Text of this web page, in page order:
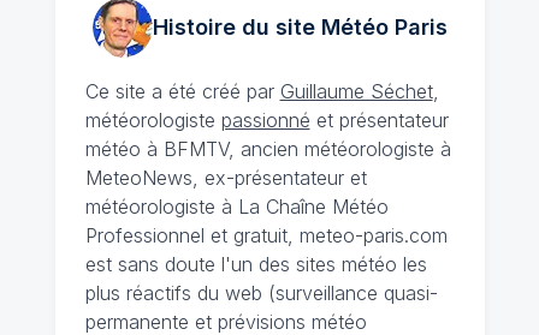
Histoire du site MétéoParis
Ce site a été créé par Guillaume Séchet,
météorologiste passionné et présentateur
météo à BFMTV, ancien météorologiste à
MeteoNews, ex-présentateur et
météorologiste à La Chaîne Météo
Professionnel et gratuit, meteo-paris.com
est sans doute l'un des sites météo les
plus réactifs du web (surveillance quasi-
permanente et prévisions météo